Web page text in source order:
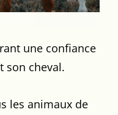
une confiance
son cheval.
les animaux de